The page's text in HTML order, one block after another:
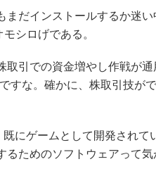
だインストールするか迷い
シロげである。
引での資金増やし作戦が
すな。確かに、株取引技が
ゲームとして開発されて
るためのソフトウェアって気